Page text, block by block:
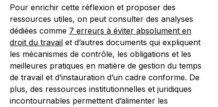
Pour enrichir cette réflexion et proposer des
ressources utiles, on peut consulter des analyses
dédiées comme 7 erreurs à éviter absolument en
droit du travail et d’autres documents qui expliquent
les mécanismes de contrôle, les obligations et les
meilleures pratiques en matière de gestion du temps
de travail et d’instauration d’un cadre conforme. De
plus, des ressources institutionnelles et juridiques
incontournables permettent d’alimenter les